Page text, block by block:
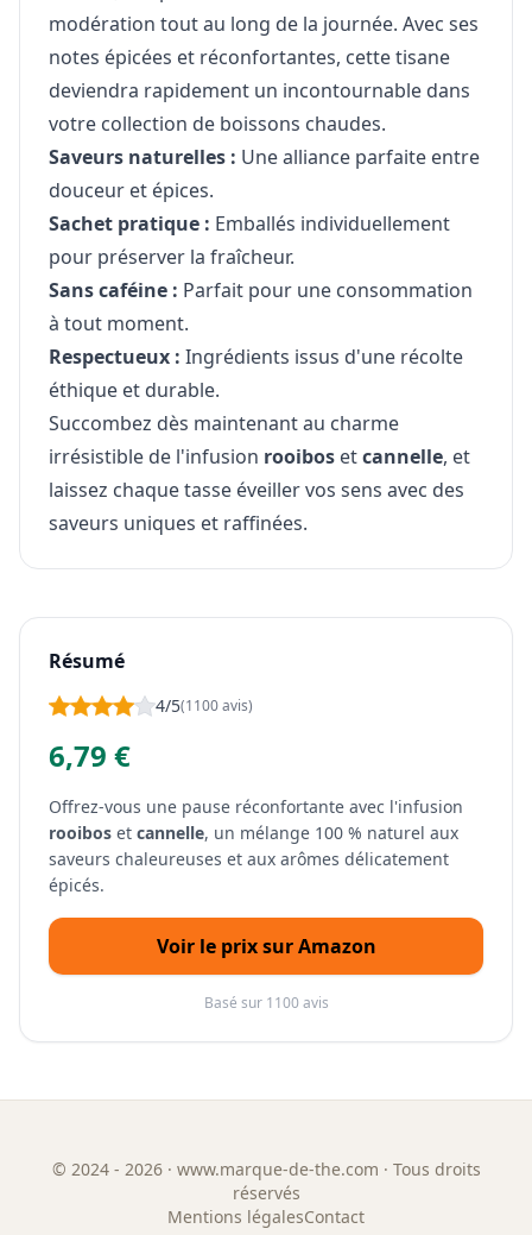
modération tout au long de la journée. Avec ses
notes épicées et réconfortantes, cette tisane
deviendra rapidement un incontournable dans
votre collection de boissons chaudes.
Saveurs naturelles : Une alliance parfaite entre
douceur et épices.
Sachet pratique : Emballés individuellement
pour préserver la fraîcheur.
Sans caféine : Parfait pour une consommation
à tout moment.
Respectueux : Ingrédients issus d'une récolte
éthique et durable.
Succombez dès maintenant au charme
irrésistible de l'infusion rooibos etcannelle, et
laissez chaque tasse éveiller vos sens avec des
saveurs uniques et raffinées.
Résumé
4/5(1100 avis)
6,79 €
Offrez-vous une pause réconfortante avec l'infusion
rooibos et cannelle, un mélange 100 % naturel aux
saveurs chaleureuses et aux arômes délicatement
épicés.
Voir le prix sur Amazon
Basé sur 1100 avis
© 2024 - 2026· www.marque-de-the.com · Tous droits
réservés
Mentions légalesContact